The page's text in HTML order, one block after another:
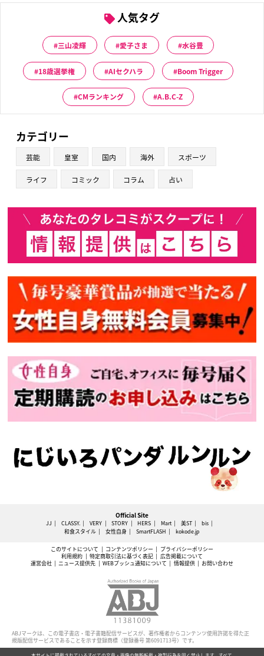
人気タグ
三山凌輝 愛子さま 水谷豊
18歳選挙権 AIセクハラ Boom Trigger
CMランキング A.B.C-Z
カテゴリー
芸能 皇室 国内 海外 スポーツ
ライフ コミック コラム 占い
Official Site
JJ CLASSY. VERY STORY HERS Mart 美ST
bis
和食スタイル
女性自身 SmartFLASH kokode.jp
このサイトについて コンテンツポリシー
プライバシーポリシー
利用規約
特定商取引法に基づく表記
広告掲載について
運営会社
ニュース提供先 WEBプッシュ通知について 情報提供 お問い合わせ
ABJマークは、この電子書店・電子書籍配信サービスが、著作権者からコンテンツ使用許諾を得た正
規版配信サービスであることを示す登録商標（登録番号 第6091713号）です。